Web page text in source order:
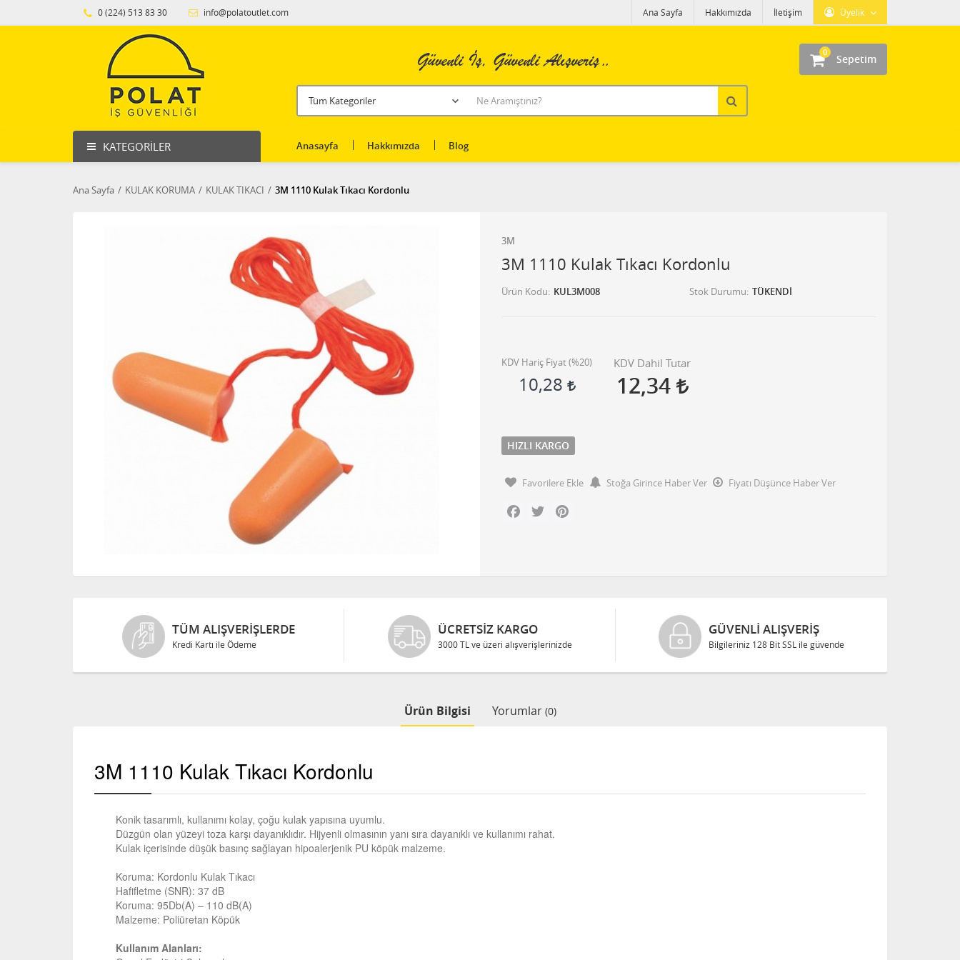
0 (224) 513 83 30 info@polatoutlet.com Üyelik
Ana Sayfa Hakkımızda İletişim
Sepetim
0
KATEGORILER Anasayfa Hakkımızda Blog
Ana Sayfa KULAK KORUMA KULAK TIKACI 3M 1110 Kulak Tıkacı Kordonlu
3M
3M 1110 Kulak Tıkacı Kordonlu
Ürün Kodu KUL3M008 Stok Durumu TÜKENDİ
KDV Hariç Fiyat (%20)
10,28
KDV Dahil Tutar
12,34
HIZLI KARGO
Favorilere Ekle Stoğa Girince Haber Ver
Fiyatı Düşünce Haber Ver
Facebook
Twitter
TÜM ALIŞVERIŞLERDE
Kredi Kartı ile Ödeme
ÜCRETSIZ KARGO
3000 TL ve üzeri alışverişlerinizde
GÜVENLI ALIŞVERIŞ
Bilgileriniz 128 Bit SSL ile güvende
Ürün Bilgisi Yorumlar (0)
3M 1110 Kulak Tıkacı Kordonlu
Konik tasarımlı, kullanımı kolay, çoğu kulak yapısına uyumlu.
Düzgün olan yüzeyi toza karşı dayanıklıdır. Hijyenli olmasının yanı sıra dayanıklı ve kullanımı rahat.
Kulak içerisinde düşük basınç sağlayan hipoalerjenik PU köpük malzeme.
Koruma: Kordonlu Kulak Tıkacı
Hafifletme (SNR): 37 dB
Koruma: 95Db(A) – 110 dB(A)
Malzeme: Poliüretan Köpük
Kullanım Alanları: